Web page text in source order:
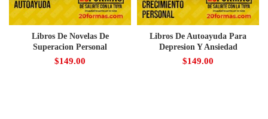
Libros De Novelas De
Superacion Personal
$149.00
Libros De Autoayuda Para
Depresion Y Ansiedad
$149.00